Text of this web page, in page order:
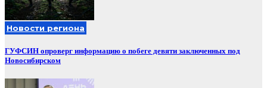
Новости региона
ГУФСИН опроверг информацию о побеге девяти заключенных под
Новосибирском